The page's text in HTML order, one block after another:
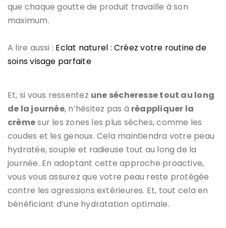
que chaque goutte de produit travaille à son
maximum.
A lire aussi : Eclat naturel : Créez votre routine de
soins visage parfaite
Et, si vous ressentez une sécheresse tout au long
de la journée, n’hésitez pas à réappliquer la
crèmesur les zones les plus sèches, comme les
coudes et les genoux. Cela maintiendra votre peau
hydratée, souple et radieuse tout au long de la
journée. En adoptant cette approche proactive,
vous vous assurez que votre peau reste protégée
contre les agressions extérieures. Et, tout cela en
bénéficiant d’une hydratation optimale.